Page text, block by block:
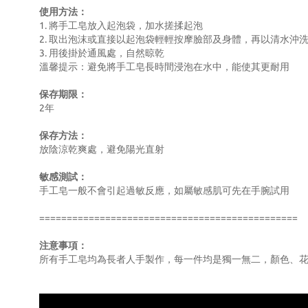
使用方法：
1. 將手工皂放入起泡袋，加水搓揉起泡
2. 取出泡沫或直接以起泡袋輕輕按摩臉部及身體，再以清水沖
3. 用後掛於通風處，自然晾乾
溫馨提示：避免將手工皂長時間浸泡在水中，能使其更耐用
保存期限：
2年
保存方法：
放陰涼乾爽處，避免陽光直射
敏感測試：
手工皂一般不會引起過敏反應，如屬敏感肌可先在手腕試用
===============================================
注意事項：
所有手工皂均為長者人手製作，每一件均是獨一無二，顏色、